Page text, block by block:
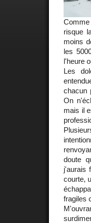
risque
moins
les
l'heure
Les
chacun
On
mais il
doute
j'aurais
courte,
fragiles